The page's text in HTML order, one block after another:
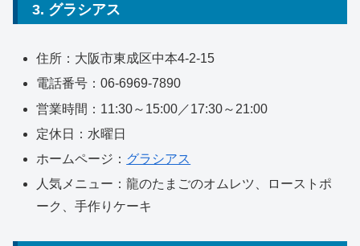
3. グラシアス
住所：大阪市東成区中本4-2-15
電話番号：06-6969-7890
営業時間：11:30～15:00／17:30～21:00
定休日：水曜日
ホームページ： グラシアス
人気メニュー：龍のたまごのオムレツ、ローストポ
ーク、手作りケーキ